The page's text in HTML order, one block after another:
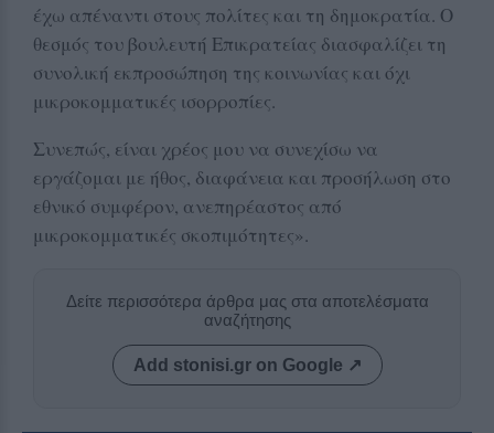
έχω απέναντι στους πολίτες και τη δημοκρατία. Ο
θεσμός του βουλευτή Επικρατείας διασφαλίζει τη
συνολική εκπροσώπηση της κοινωνίας και όχι
μικροκομματικές ισορροπίες.
Συνεπώς, είναι χρέος μου να συνεχίσω να
εργάζομαι με ήθος, διαφάνεια και προσήλωση στο
εθνικό συμφέρον, ανεπηρέαστος από
μικροκομματικές σκοπιμότητες».
Δείτε περισσότερα άρθρα μας στα αποτελέσματα
αναζήτησης
Add stonisi.gr on Google ↗